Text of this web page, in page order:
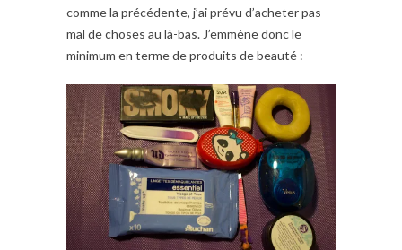
comme la précédente, j’ai prévu d’acheter pas
mal de choses au là-bas. J’emmène donc le
minimum en terme de produits de beauté :